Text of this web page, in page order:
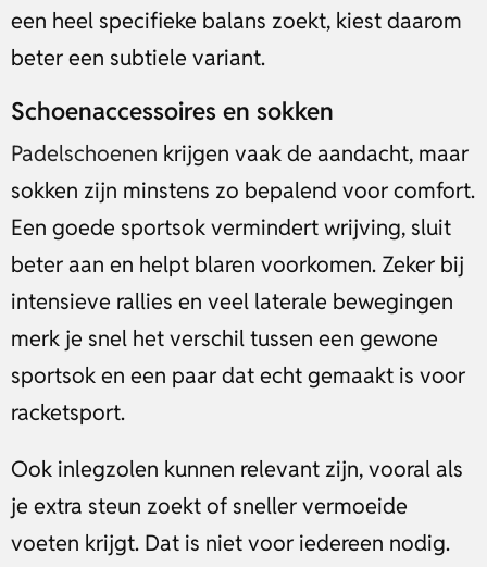
een heel specifieke balans zoekt, kiest daarom
beter een subtiele variant.
Schoenaccessoires en sokken
Padelschoenen krijgen vaak de aandacht, maar
sokken zijn minstens zo bepalend voor comfort.
Een goede sportsok vermindert wrijving, sluit
beter aan en helpt blaren voorkomen. Zeker bij
intensieve rallies en veel laterale bewegingen
merk je snel het verschil tussen een gewone
sportsok en een paar dat echt gemaakt is voor
racketsport.
Ook inlegzolen kunnen relevant zijn, vooral als
je extra steun zoekt of sneller vermoeide
voeten krijgt. Dat is niet voor iedereen nodig.